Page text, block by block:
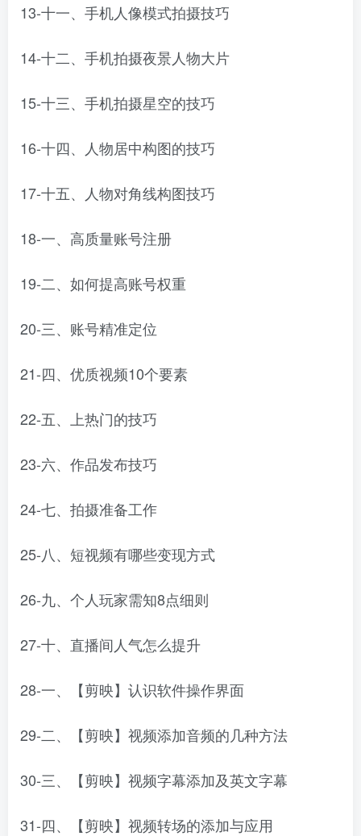
13-十一、手机人像模式拍摄技巧
14-十二、手机拍摄夜景人物大片
15-十三、手机拍摄星空的技巧
16-十四、人物居中构图的技巧
17-十五、人物对角线构图技巧
18-一、高质量账号注册
19-二、如何提高账号权重
20-三、账号精准定位
21-四、优质视频10个要素
22-五、上热门的技巧
23-六、作品发布技巧
24-七、拍摄准备工作
25-八、短视频有哪些变现方式
26-九、个人玩家需知8点细则
27-十、直播间人气怎么提升
28-一、【剪映】认识软件操作界面
29-二、【剪映】视频添加音频的几种方法
30-三、【剪映】视频字幕添加及英文字幕
31-四、【剪映】视频转场的添加与应用